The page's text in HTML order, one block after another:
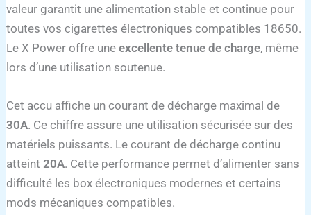
valeur garantit une alimentation stable et continue pour
toutes vos cigarettes électroniques compatibles 18650.
Le X Power offre uneexcellente tenue de charge, même
lors d’une utilisation soutenue.
Cet accu affiche un courant de décharge maximal de
30A. Ce chiffre assure une utilisation sécurisée sur des
matériels puissants. Le courant de décharge continu
atteint20A. Cette performance permet d’alimenter sans
difficulté les box électroniques modernes et certains
mods mécaniques compatibles.